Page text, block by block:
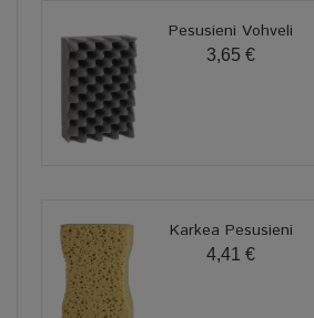
Pesusieni Vohveli
3,65 €
Karkea Pesusieni
4,41 €